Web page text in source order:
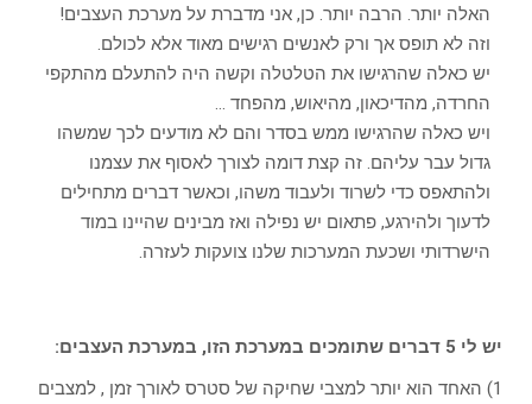
האלה יותר. הרבה יותר. כן, אני מדברת על מערכת העצבים!
וזה לא תופס אך ורק לאנשים רגישים מאוד אלא לכולם.
יש כאלה שהרגישו את הטלטלה וקשה היה להתעלם מהתקפי
החרדה, מהדיכאון, מהיאוש, מהפחד …
ויש כאלה שהרגישו ממש בסדר והם לא מודעים לכך שמשהו
גדול עבר עליהם. זה קצת דומה לצורך לאסוף את עצמנו
ולהתאפס כדי לשרוד ולעבוד משהו, וכאשר דברים מתחילים
לדעוך ולהירגע, פתאום יש נפילה ואז מבינים שהיינו במוד
הישרדותי ושכעת המערכות שלנו צועקות לעזרה.
יש לי 5 דברים שתומכים במערכת הזו, במערכת העצבים:
1) האחד הוא יותר למצבי שחיקה של סטרס לאורך זמן , למצבים